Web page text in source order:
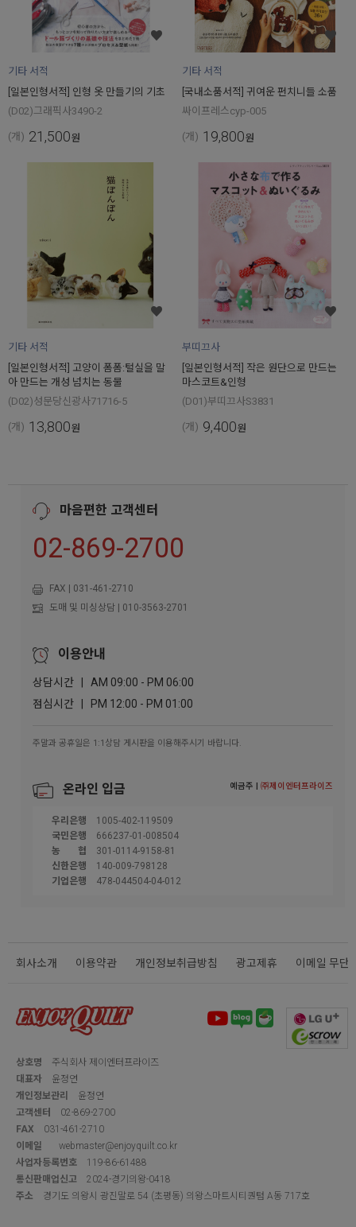
기타 서적
[일본인형서적] 인형 옷 만들기의 기초
(D02)그래픽사3490-2
(개) 21,500원
기타 서적
[국내소품서적] 귀여운 펀치니들 소품
싸이프레스cyp-005
(개) 19,800원
기타 서적
[일본인형서적] 고양이 폼폼:털실을 말
아 만드는 개성 넘치는 동물
(D02)성문당신광사71716-5
(개) 13,800원
부띠끄사
[일본인형서적] 작은 원단으로 만드는
마스코트&인형
(D01)부띠끄사S3831
(개) 9,400원
마음편한 고객센터
02-869-2700
FAX | 031-461-2710
도매 및 미싱상담 | 010-3563-2701
이용안내
상담시간 | AM 09:00 - PM 06:00
점심시간 | PM 12:00 - PM 01:00
주말과 공휴일은 1:1상담 게시판을 이용해주시기 바랍니다.
온라인 입금 예금주 |㈜제이엔터프라이즈
우리은행
1005-402-119509
국민은행
666237-01-008504
농협301-0114-9158-81
신한은행
140-009-798128
기업은행
478-044504-04-012
회사소개 이용약관 개인정보취급방침 광고제휴 이메일 무단
상호명
주식회사 제이엔터프라이즈
대표자
윤정연
개인정보관리
윤정연
고객센터
02-869-2700
FAX
031-461-2710
이메일
webmaster@enjoyquilt.co.kr
사업자등록번호
119-86-61488
통신판매업신고
2024-경기의왕-0418
주소
경기도 의왕시 광진말로 54 (초평동) 의왕스마트시티퀀텀 A동 717호